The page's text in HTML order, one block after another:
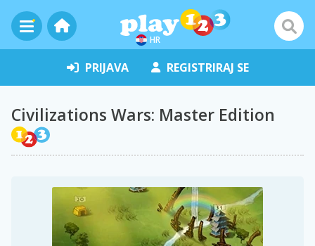
HR
PRIJAVA REGISTRIRAJ SE
Civilizations Wars: Master Edition